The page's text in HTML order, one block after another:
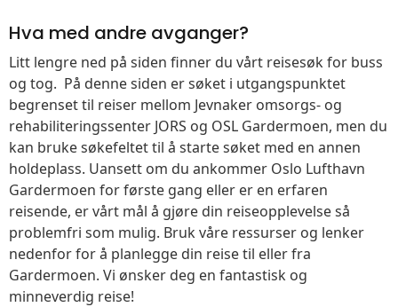
Hva med andre avganger?
Litt lengre ned på siden finner du vårt reisesøk for buss
og tog. På denne siden er søket i utgangspunktet
begrenset til reiser mellom Jevnaker omsorgs- og
rehabiliteringssenter JORS og OSL Gardermoen, men du
kan bruke søkefeltet til å starte søket med en annen
holdeplass. Uansett om du ankommer Oslo Lufthavn
Gardermoen for første gang eller er en erfaren
reisende, er vårt mål å gjøre din reiseopplevelse så
problemfri som mulig. Bruk våre ressurser og lenker
nedenfor for å planlegge din reise til eller fra
Gardermoen. Vi ønsker deg en fantastisk og
minneverdig reise!